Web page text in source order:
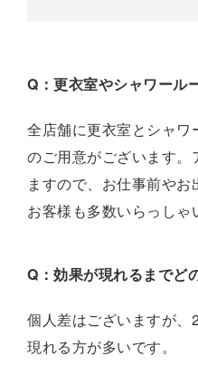
Q：更衣室やシャワール
全店舗に更衣室とシャワ
のご用意がございます。
ますので、お仕事前やお
お客様も多数いらっしゃ
Q：効果が現れるまでど
個人差はございますが
現れる方が多いです。